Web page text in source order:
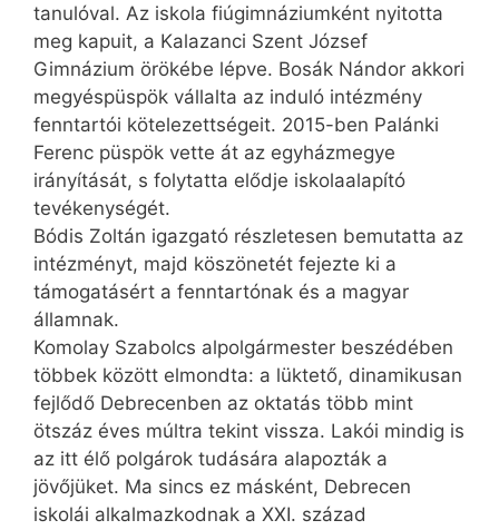
tanulóval. Az iskola fiúgimnáziumként nyitotta
meg kapuit, a Kalazanci Szent József
Gimnázium örökébe lépve. Bosák Nándor akkori
megyéspüspök vállalta az induló intézmény
fenntartói kötelezettségeit. 2015-ben Palánki
Ferenc püspök vette át az egyházmegye
irányítását, s folytatta elődje iskolaalapító
tevékenységét.
Bódis Zoltán igazgató részletesen bemutatta az
intézményt, majd köszönetét fejezte ki a
támogatásért a fenntartónak és a magyar
államnak.
Komolay Szabolcs alpolgármester beszédében
többek között elmondta: a lüktető, dinamikusan
fejlődő Debrecenben az oktatás több mint
ötszáz éves múltra tekint vissza. Lakói mindig is
az itt élő polgárok tudására alapozták a
jövőjüket. Ma sincs ez másként, Debrecen
iskolái alkalmazkodnak a XXI. század